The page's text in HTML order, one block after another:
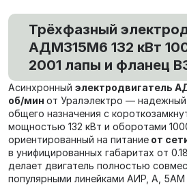
Трёхфазный
АДМ315М6 132 кВт
2001 лапы и фланец
Асинхронный электродвигатель
об/мин от Уралэлектро —
общего назначения с
мощностью 132 кВт и оборотами
ориентированный на питание от
в унифицированных габаритах от
делает двигатель полностью
популярными линейками АИР, А,